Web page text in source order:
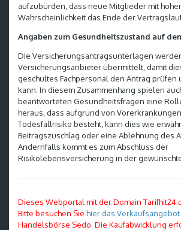
aufzubürden, dass neue Mitglieder mit hoher
Wahrscheinlichkeit das Ende der
Angaben zum Gesundheitszustand auf
Die Versicherungsantragsunterlagen
Versicherungsanbieter übermittelt, damit
geschultes Fachpersonal den Antrag prüfen
kann. In diesem Zusammenhang spielen
beantworteten Gesundheitsfragen eine
heraus, dass aufgrund von
Todesfallrisiko besteht, kann dies wie
Beitragszuschlag oder eine Ablehnung des
Andernfalls kommt es zum Abschluss der
Risikolebensversicherung in der
Dieses Webportal mit der Domain
Bitte besuchen Sie hier das Verkaufsangebot
Handelsbörse Sedo. Die Kaufabwicklung